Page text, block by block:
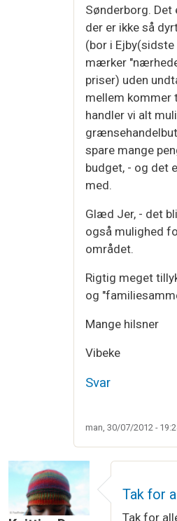
Sønderborg. Det
der er ikke så
(bor i
mærker
priser) uden
mellem
handler vi alt
spare mange
budget, - og det
med.
Glæd Jer, - det
også mulighed
området.
Rigtig meget
og
Mange hilsner
Vibeke
Svar
man, 30/07/2012 -
Tak for
Tak for